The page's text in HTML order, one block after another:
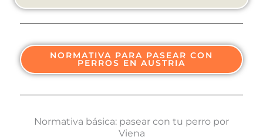
NORMATIVA PARA PASEAR CON
PERROS EN AUSTRIA
Normativa básica: pasear con tu perro por
Viena